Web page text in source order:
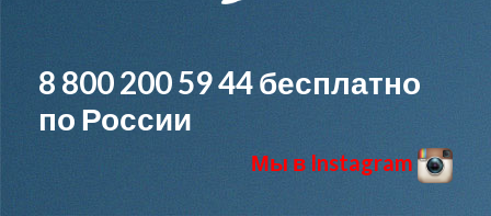
8 800 200 59 44бесплатно
по России
Мы в Instagram